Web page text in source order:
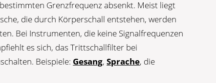
Grenzfrequenz absenkt. Meist liegt
die durch Körperschall entstehen, werden
Bei Instrumenten, die keine Signalfrequenzen
es sich, das Trittschallfilter bei
Beispiele: Gesang,Sprache, die